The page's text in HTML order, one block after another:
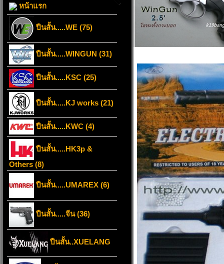
หน้าแรก
ปืนสั้น.....WE (75)
ปืนสั้น.....WINGUN (31)
ปืนสั้น.....KSC (25)
ปืนสั้น.....KJ works (21)
ปืนสั้น.....KWC (4)
ปืนสั้น.....HK3p &
Others (8)
ปืนสั้น.....UMAREX (6)
ปืนสั้น.....จีน (36)
ปืนสั้น..XUELANG